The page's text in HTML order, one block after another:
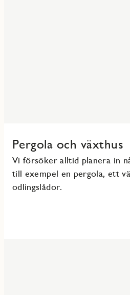
Pergola och växthus
Vi försöker alltid planera in
till exempel en pergola, ett
odlingslådor.